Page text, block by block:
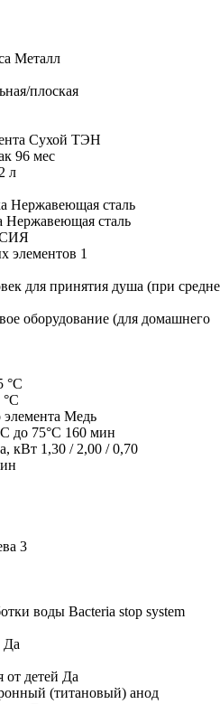
Металл
плоская
Сухой ТЭН
96 мес
л
Нержавеющая сталь
Нержавеющая сталь
элементов 1
для принятия душа (при
оборудование (для домашнего
°С
°С
элемента Медь
до 75°С 160 мин
кВт 1,30 / 2,00 / 0,70
3
воды Bacteria stop system
Да
от детей Да
(титановый) анод